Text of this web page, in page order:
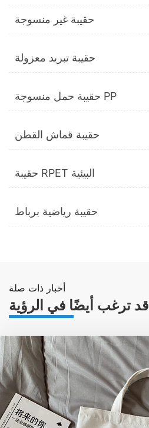
حقيبة غير منسوجة
حقيبة تبريد معزولة
حقيبة حمل منسوجة PP
حقيبة قماش القطن
حقيبة RPET البيئية
حقيبة رياضية برباط
أخبار ذات صلة
قد ترغب أيضًا في الرؤية